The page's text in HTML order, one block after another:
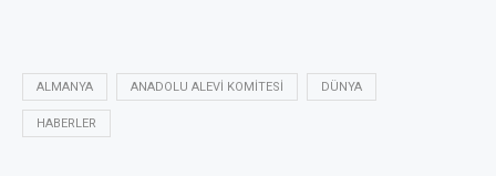
ALMANYA ANADOLU ALEVI KOMITESI DÜNYA
HABERLER